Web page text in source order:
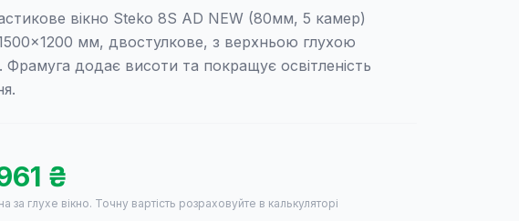
вікно Steko 8S AD NEW (80мм, 5 камер)
мм, двостулкове, з верхньою глухою
додає висоти та покращує освітленість
₴
за глухе вікно. Точну вартість розраховуйте в калькуляторі